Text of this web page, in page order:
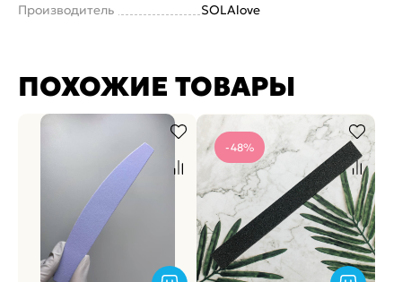
Производитель SOLAlove
ПОХОЖИЕ ТОВАРЫ
-48%